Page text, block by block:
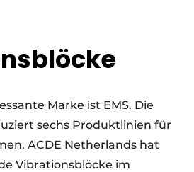
Marke ist EMS. Die
sechs Produktlinien für
ACDE Netherlands hat
Vibrationsblöcke im